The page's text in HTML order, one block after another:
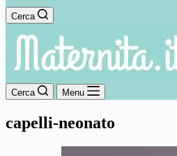
Cerca
Cerca Menu
capelli-neonato